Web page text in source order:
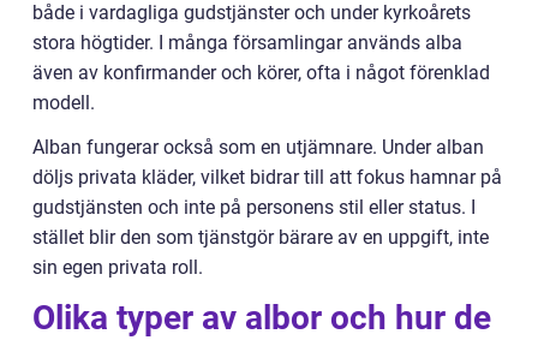
både i vardagliga gudstjänster och under kyrkoårets
stora högtider. I många församlingar används alba
även av konfirmander och körer, ofta i något förenklad
modell.
Alban fungerar också som en utjämnare. Under alban
döljs privata kläder, vilket bidrar till att fokus hamnar på
gudstjänsten och inte på personens stil eller status. I
stället blir den som tjänstgör bärare av en uppgift, inte
sin egen privata roll.
Olika typer av albor och hur de